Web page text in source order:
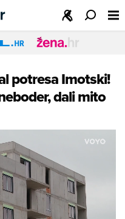
potresa Imotski!
dali mito